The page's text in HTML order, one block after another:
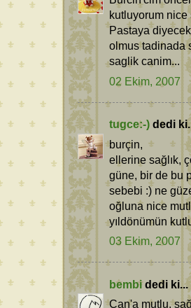
kutluyorum nice
Pastaya
olmus tadinada
saglik canim...
02 Ekim, 2007
tugce:-) dedi
burçin,
ellerine sağlık,
güne, bir de bu
sebebi :) ne
oğluna nice
yıldönümün
03 Ekim, 2007
bembidedi ki...
Can'a mutlu,